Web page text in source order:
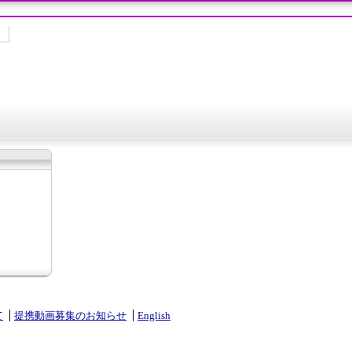
提携動画募集のお知らせ English